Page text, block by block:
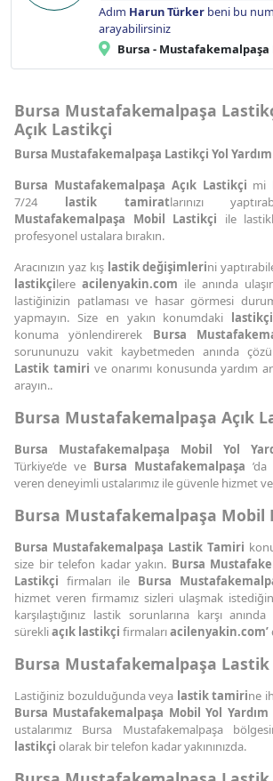
Adım Harun Türker beni bu
arayabilirsiniz
Bursa -
Bursa Mustafakemalpaşa
Açık Lastikçi
Bursa Mustafakemalpaşa Lastikçi Yol
Bursa Mustafakemalpaşa Açık Lastikçi mi
7/24 lastik tamiratlarınızı
Mustafakemalpaşa Mobil Lastikçi ile
profesyonel ustalara bırakın.
Aracınızın yaz kış lastik değişimlerini
lastikçilere acilenyakin.com ile anında
lastiğinizin patlaması ve hasar görmesi
yapmayın. Size en yakın konumdaki lastikçi
konuma yönlendirerek Bursa
sorununuzu vakit kaybetmeden anında
Lastik tamiri ve onarımı konusunda yardım
arayın..
Bursa Mustafakemalpaşa Açık
Bursa Mustafakemalpaşa Mobil Yol
Türkiye’de ve Bursa Mustafakemalpaşa
veren deneyimli ustalarımız ile güvenle hizmet
Bursa Mustafakemalpaşa Mobil
Bursa Mustafakemalpaşa Lastik Tamiri
size bir telefon kadar yakın. Bursa
Lastikçi firmaları ile Bursa
hizmet veren firmamız sizleri ulaşmak
karşılaştığınız lastik sorunlarına karşı
sürekliaçık lastikçi firmalarıacilenyakin.com’
Bursa Mustafakemalpaşa Lastik
Lastiğiniz bozulduğunda veya lastik tamirine
Bursa Mustafakemalpaşa Mobil Yol Yardım
ustalarımız Bursa Mustafakemalpaşa
lastikçi olarak bir telefon kadar yakınınızda.